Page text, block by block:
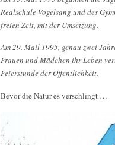
Realschule Vogelsang und des
freien Zeit, mit der Umsetzung.
Am 29. Mail 1995, genau zwei
Frauen und Mädchen ihr Leben
Feierstunde der Öffentlichkeit.
Bevor die Natur es verschlingt …